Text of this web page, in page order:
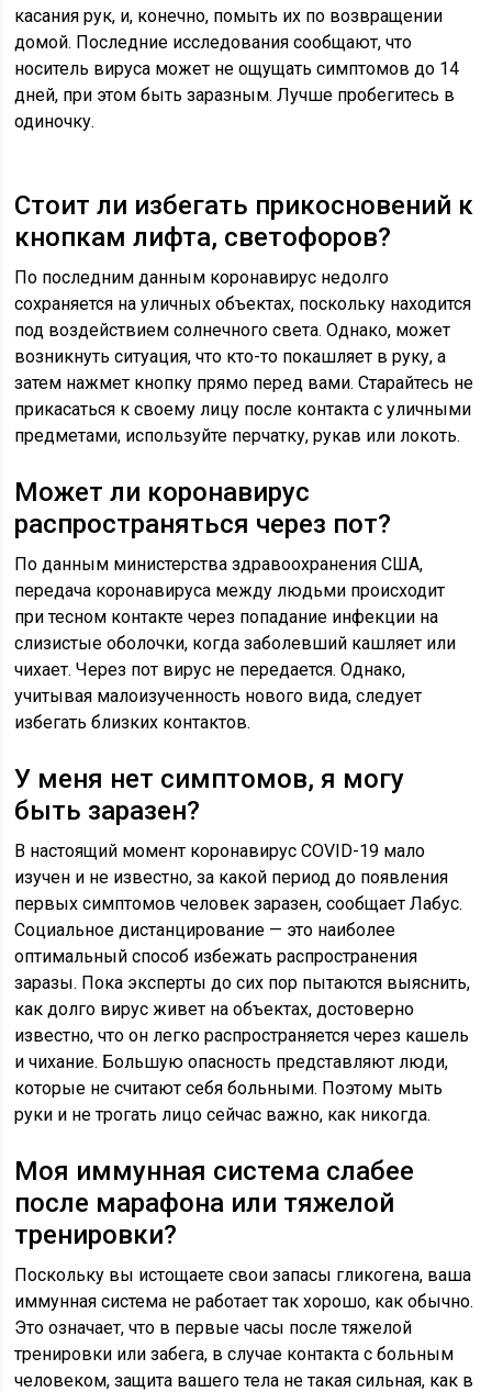
касания рук, и, конечно, помыть их по возвращении
домой. Последние исследования сообщают, что
носитель вируса может не ощущать симптомов до 14
дней, при этом быть заразным. Лучше пробегитесь в
одиночку.
Стоит ли избегать прикосновений к
кнопкам лифта, светофоров?
По последним данным коронавирус недолго
сохраняется на уличных объектах, поскольку находится
под воздействием солнечного света. Однако, может
возникнуть ситуация, что кто-то покашляет в руку, а
затем нажмет кнопку прямо перед вами. Старайтесь не
прикасаться к своему лицу после контакта с уличными
предметами, используйте перчатку, рукав или локоть.
Может ли коронавирус
распространяться через пот?
По данным министерства здравоохранения США,
передача коронавируса между людьми происходит
при тесном контакте через попадание инфекции на
слизистые оболочки, когда заболевший кашляет или
чихает. Через пот вирус не передается. Однако,
учитывая малоизученность нового вида, следует
избегать близких контактов.
У меня нет симптомов, я могу
быть заразен?
В настоящий момент коронавирус COVID-19 мало
изучен и не известно, за какой период до появления
первых симптомов человек заразен, сообщает Лабус.
Социальное дистанцирование — это наиболее
оптимальный способ избежать распространения
заразы. Пока эксперты до сих пор пытаются выяснить,
как долго вирус живет на объектах, достоверно
известно, что он легко распространяется через кашель
и чихание. Большую опасность представляют люди,
которые не считают себя больными. Поэтому мыть
руки и не трогать лицо сейчас важно, как никогда.
Моя иммунная система слабее
после марафона или тяжелой
тренировки?
Поскольку вы истощаете свои запасы гликогена, ваша
иммунная система не работает так хорошо, как обычно.
Это означает, что в первые часы после тяжелой
тренировки или забега, в случае контакта с больным
человеком, защита вашего тела не такая сильная, как в